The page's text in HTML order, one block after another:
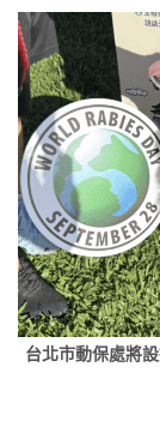
台北市動保處將